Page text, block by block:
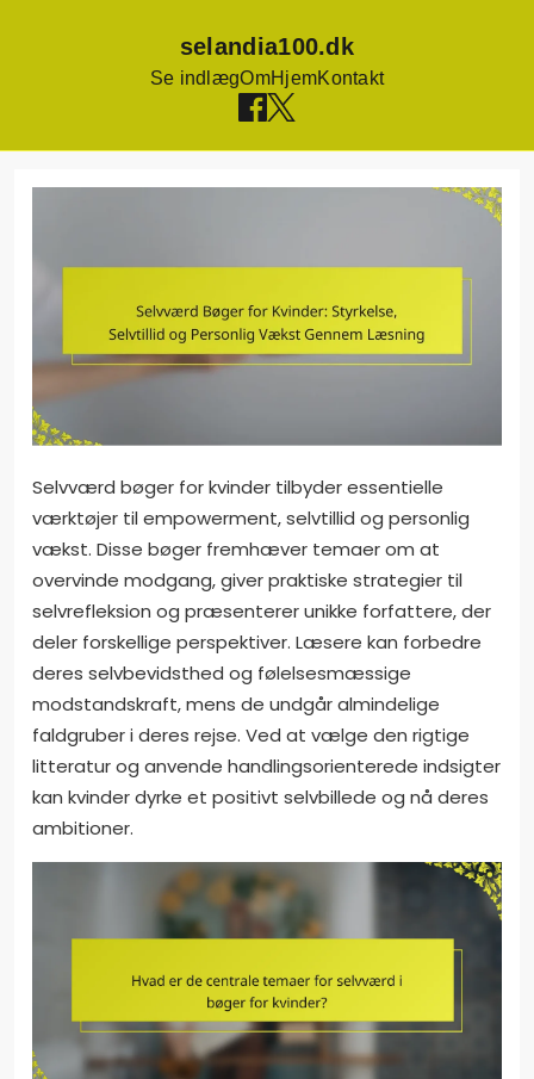
selandia100.dk
Se indlægOmHjemKontakt
Selvværd bøger for kvinder tilbyder essentielle
værktøjer til empowerment, selvtillid og personlig
vækst. Disse bøger fremhæver temaer om at
overvinde modgang, giver praktiske strategier til
selvrefleksion og præsenterer unikke forfattere, der
deler forskellige perspektiver. Læsere kan forbedre
deres selvbevidsthed og følelsesmæssige
modstandskraft, mens de undgår almindelige
faldgruber i deres rejse. Ved at vælge den rigtige
litteratur og anvende handlingsorienterede indsigter
kan kvinder dyrke et positivt selvbillede og nå deres
ambitioner.